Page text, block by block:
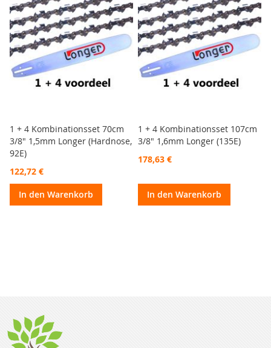
1 + 4 Kombinationsset 70cm
3/8" 1,5mm Longer (Hardnose,
92E)
122,72 €
In den Warenkorb
1 + 4 Kombinationsset 107cm
3/8" 1,6mm Longer (135E)
178,63 €
In den Warenkorb